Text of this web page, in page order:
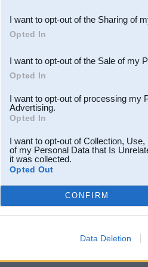
Downstream Participants
third parties.
I want to opt-out of the Sharing of
Opted In
I want to opt-out of the Sale of my
Opted In
I want to opt-out of processing my
Advertising.
Opted In
I want to opt-out of Collection,
of my Personal Data that Is
it was collected.
Opted Out
CONFIRM
Data Deletion